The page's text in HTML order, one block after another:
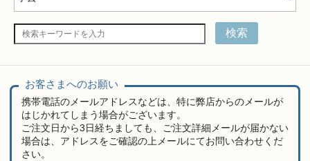
検索
お客さまへのお願い
携帯電話のメールアドレスなどは、特に弊店からのメールが
はじかれてしまう場合がございます。
ご注文日から3日経ちましても、ご注文詳細メールが届かない
場合は、アドレスをご確認の上メールにてお問い合わせくだ
さい。